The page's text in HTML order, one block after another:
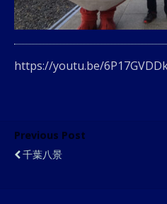
https://youtu.be/
Previous Post
千葉八景